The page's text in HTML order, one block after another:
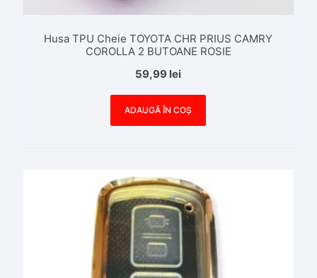
Husa TPU Cheie TOYOTA CHR PRIUS CAMRY
COROLLA 2 BUTOANE ROSIE
59,99 lei
ADAUGĂ ÎN COȘ